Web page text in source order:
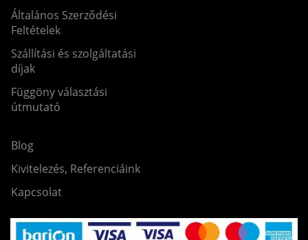
Általános Szerződési
Feltételek
Szállítási és szolgáltatási
díjak
Függöny választási
útmutató
Blog
Kivitelezés, Referenciáink
Kapcsolat